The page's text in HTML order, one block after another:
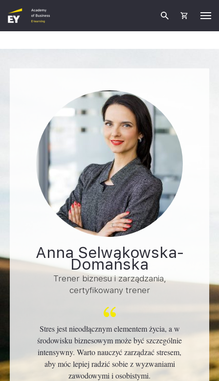
Anna Selwakowska-
Domańska
Trener biznesu i zarządzania,
certyfikowany trener
Stres jest nieodłącznym elementem życia, a w
środowisku biznesowym może być szczególnie
intensywny. Warto nauczyć zarządzać stresem,
aby móc lepiej radzić sobie z wyzwaniami
zawodowymi i osobistymi.